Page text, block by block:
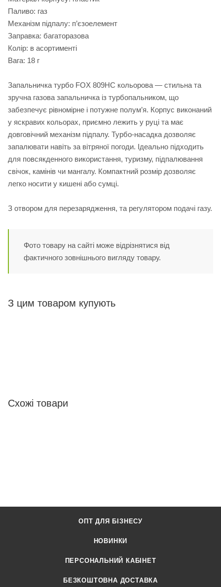
Паливо: газ
Механізм підпалу: п’єзоелемент
Заправка: багаторазова
Колір: в асортименті
Вага: 18 г
Запальничка турбо FOX 809HC кольорова — стильна та
зручна газова запальничка із турбопальником, що
забезпечує рівномірне і потужне полум’я. Корпус виконаний
у яскравих кольорах, приємно лежить у руці та має
довговічний механізм підпалу. Турбо-насадка дозволяє
запалювати навіть за вітряної погоди. Ідеально підходить
для повсякденного використання, туризму, підпалювання
свічок, камінів чи мангалу. Компактний розмір дозволяє
легко носити у кишені або сумці.
З отвором для перезарядження, та регулятором подачі газу.
Фото товару на сайті може відрізнятися від
фактичного зовнішнього вигляду товару.
З цим товаром купують
Схожі товари
ОПТ ДЛЯ БІЗНЕСУ
НОВИНКИ
ПЕРСОНАЛЬНИЙ КАБІНЕТ
БЕЗКОШТОВНА ДОСТАВКА